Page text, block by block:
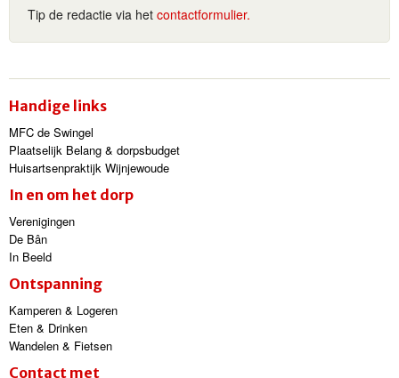
Tip de redactie via het contactformulier.
Handige links
MFC de Swingel
Plaatselijk Belang & dorpsbudget
Huisartsenpraktijk Wijnjewoude
In en om het dorp
Verenigingen
De Bân
In Beeld
Ontspanning
Kamperen & Logeren
Eten & Drinken
Wandelen & Fietsen
Contact met